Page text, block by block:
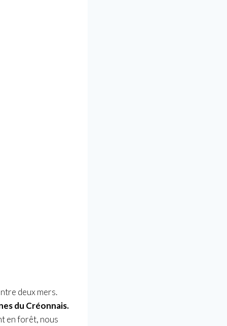
deux mers.
du Créonnais.
en forêt, nous